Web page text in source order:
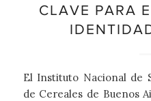
CLAVE PARA
El Instituto Nacional de
de Cereales de Buenos